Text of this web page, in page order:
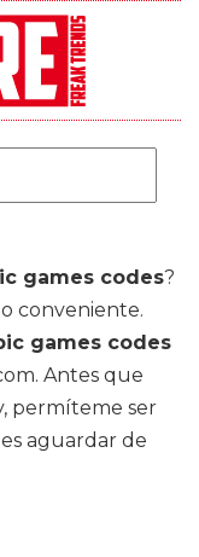
games codes?
conveniente.
games codes
Antes que
permíteme ser
aguardar de